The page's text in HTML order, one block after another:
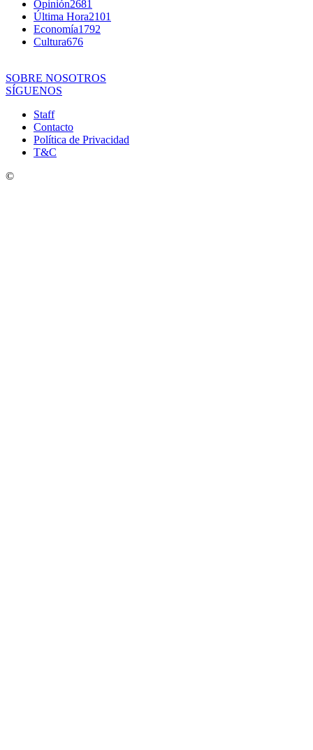
Opinión2681
Última Hora2101
Economía1792
Cultura676
SOBRE NOSOTROS
SÍGUENOS
Staff
Contacto
Política de Privacidad
T&C
©